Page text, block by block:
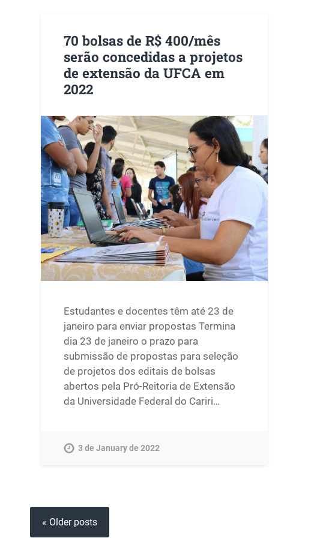
70 bolsas de R$ 400/mês
serão concedidas a projetos
de extensão da UFCA em
2022
Estudantes e docentes têm até 23 de
janeiro para enviar propostas Termina
dia 23 de janeiro o prazo para
submissão de propostas para seleção
de projetos dos editais de bolsas
abertos pela Pró-Reitoria de Extensão
da Universidade Federal do Cariri…
3 de January de 2022
« Older posts